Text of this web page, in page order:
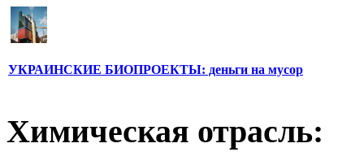
УКРАИНСКИЕ БИОПРОЕКТЫ: деньги на мусор
Химическая отрасль: